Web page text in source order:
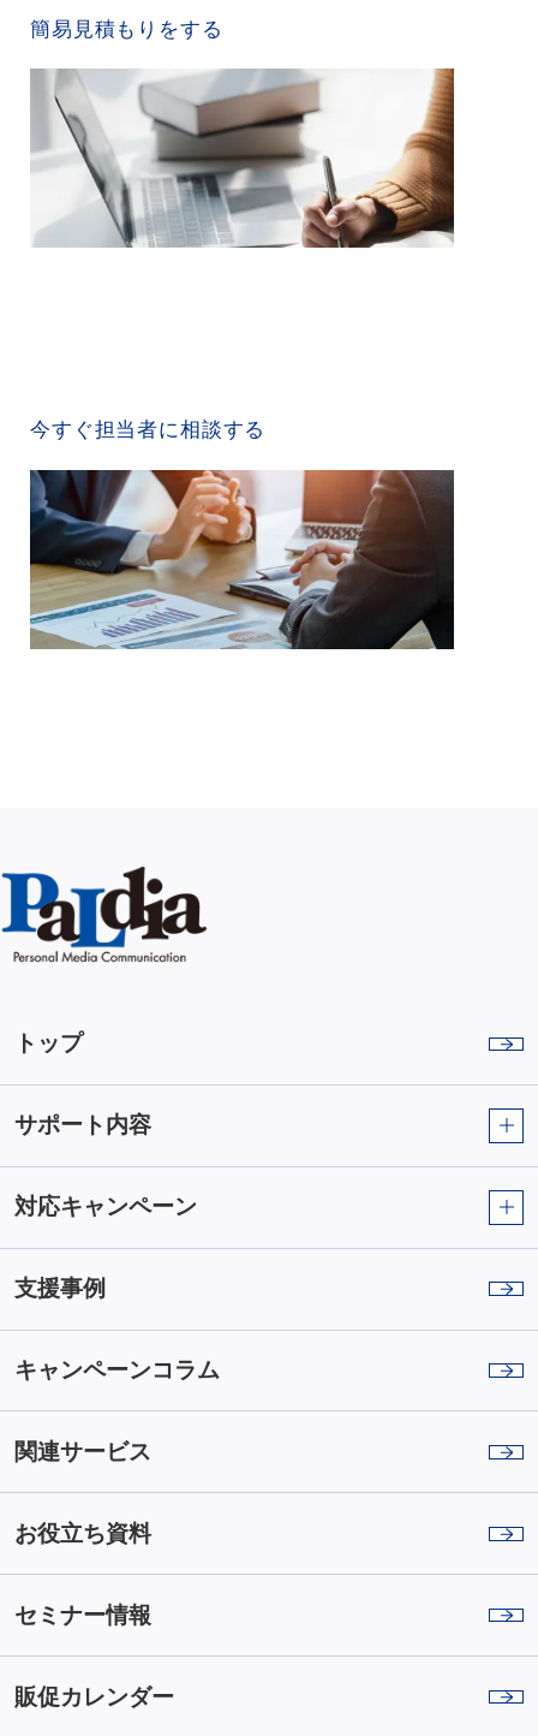
簡易見積もりをする
今すぐ担当者に相談する
トップ
サポート内容
対応キャンペーン
支援事例
キャンペーンコラム
関連サービス
お役立ち資料
セミナー情報
販促カレンダー